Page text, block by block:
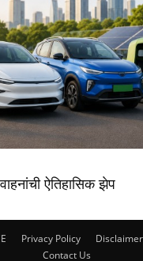
ऐतिहासिक झेप
Privacy Policy Disclaimer
Contact Us